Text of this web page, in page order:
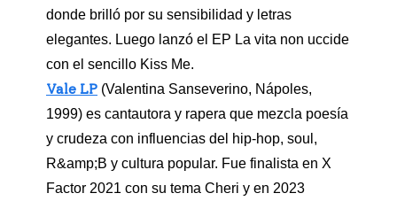
donde brilló por su sensibilidad y letras
elegantes. Luego lanzó el EP La vita non uccide
con el sencillo Kiss Me.
Vale LP (Valentina Sanseverino, Nápoles,
1999) es cantautora y rapera que mezcla poesía
y crudeza con influencias del hip-hop, soul,
R&amp;B y cultura popular. Fue finalista en X
Factor 2021 con su tema Cheri y en 2023